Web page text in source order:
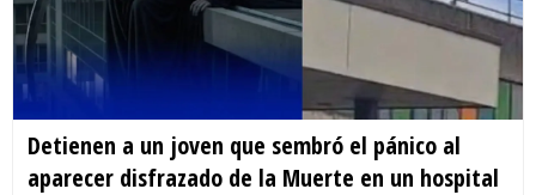
Detienen a un joven que sembró el pánico al
aparecer disfrazado de la Muerte en un hospital